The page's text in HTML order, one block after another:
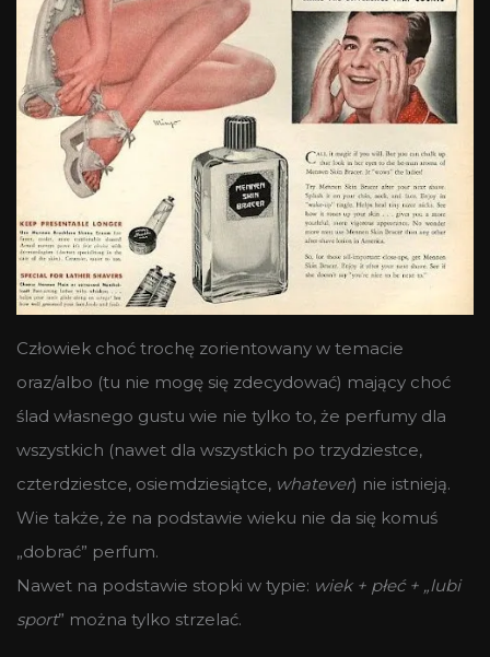
Człowiek choć trochę zorientowany w temacie
oraz/albo (tu nie mogę się zdecydować) mający choć
ślad własnego gustu wie nie tylko to, że perfumy dla
wszystkich (nawet dla wszystkich po trzydziestce,
czterdziestce, osiemdziesiątce, whatever) nie istnieją.
Wie także, że na podstawie wieku nie da się komuś
„dobrać” perfum.
Nawet na podstawie stopki w typie: wiek + płeć + „lubi
sport” można tylko strzelać.